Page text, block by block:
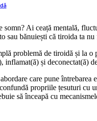
Ai ceață mentală,
sau bănuiești că tiroida ta
problemă de tiroidă și la
inflamat(ă) și deconectat(ă)
care pune întrebarea
propriile țesuturi cu
să înceapă cu